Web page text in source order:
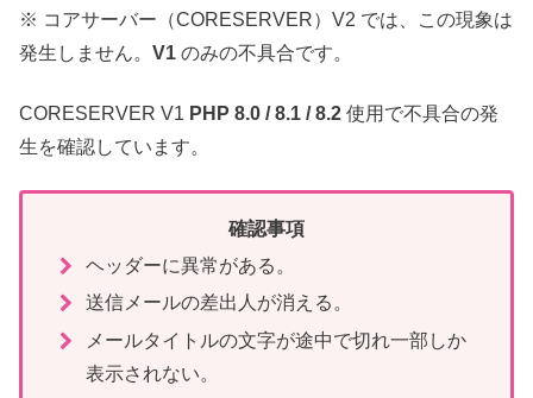
※ コアサーバー（CORESERVER）V2 では、この現象は
発生しません。 V1 のみの不具合です。
CORESERVER V1 PHP 8.0 / 8.1 / 8.2 使用で不具合の発
生を確認しています。
確認事項
ヘッダーに異常がある。
送信メールの差出人が消える。
メールタイトルの文字が途中で切れ一部しか
表示されない。